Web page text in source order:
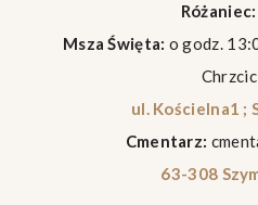
Różaniec:
Msza Święta: o godz.
ul. Kościelna1 ;
Cmentarz:
63-308